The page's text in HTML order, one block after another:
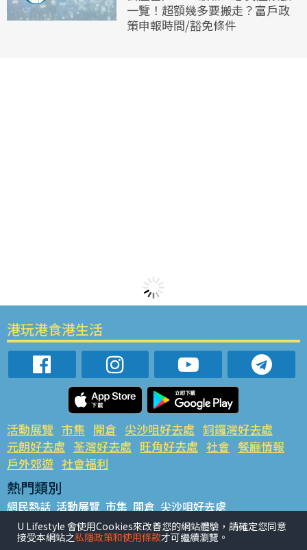
一覽！超額幾多要搬走？富戶政
策申報時間/豁免條件
港玩港食港生活
活動展覽 市集 開倉 尖沙咀好去處 銅鑼灣好去處
元朗好去處 荃灣好去處 旺角好去處 社會 餐廳情報
戶外郊遊 社會福利
熱門類別
網民熱話 活動展覽 市集 開倉 尖沙咀好去處
銅鑼灣好去處 元朗好去處 荃灣好去處 旺角好去處 社會
餐廳情報 戶外郊遊
U Lifestyle 會使用Cookies來改善您的網站體驗，請確定您同意
接受本網站之私隱政策和使用條款才可繼續瀏覽。